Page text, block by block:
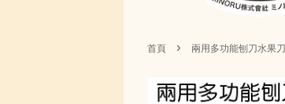
首頁 › 兩用多功能刨刀水果刀